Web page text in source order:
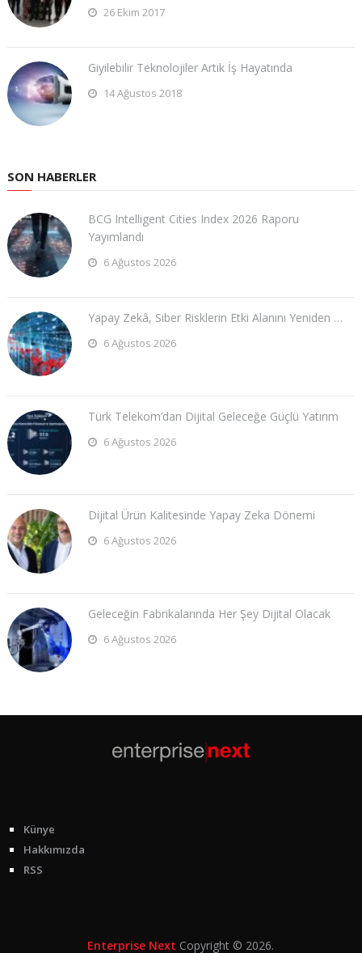
26 Ekim 2017
Giyilebilir Teknolojiler Artık İş Hayatında
14 Ağustos 2018
SON HABERLER
BCG Intelligent Cities Index 2026 Raporu
Yayımlandı
6 Ağustos 2026
Yapay Zekâ, Siber Risklerin Etki Alanını Yeniden …
6 Ağustos 2026
Türk Telekom’dan Dijital Geleceğe Güçlü Yatırım
6 Ağustos 2026
Dijital Ürün Kalitesinde Yapay Zeka Dönemi
6 Ağustos 2026
Geleceğin Fabrikalarında Her Şey Dijital Olacak
6 Ağustos 2026
Künye
Hakkımızda
RSS
Enterprise Next Copyright © 2026.